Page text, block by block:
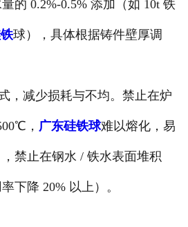
的 0.2%-0.5% 添加（如 10t 铁
球），具体根据铸件壁厚调
减少损耗与不均。禁止在炉
， 广东硅铁球难以熔化，易
禁止在钢水 / 铁水表面堆积
下降 20% 以上）。